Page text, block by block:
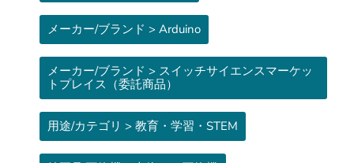
メーカー/ブランド > Arduino
メーカー/ブランド > スイッチサイエンスマーケッ
トプレイス（委託商品）
用途/カテゴリ > 教育・学習・STEM